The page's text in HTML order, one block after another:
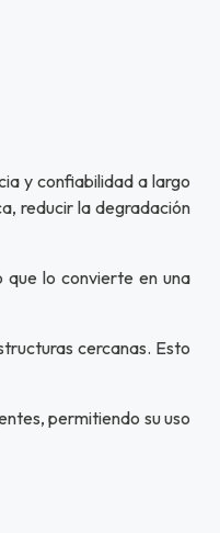
y confiabilidad a largo
reducir la degradación
que lo convierte en una
cercanas. Esto
permitiendo su uso